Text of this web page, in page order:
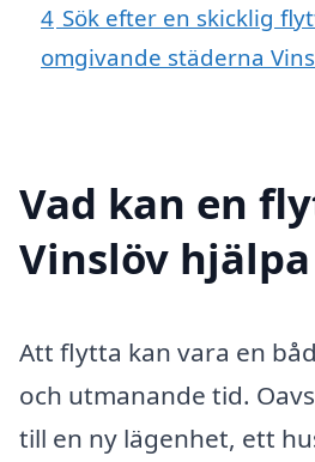
4 Sök efter en skicklig
omgivande städerna
Vad kan en
Vinslöv
Att flytta kan vara en
och utmanande tid.
till en ny lägenhet, ett